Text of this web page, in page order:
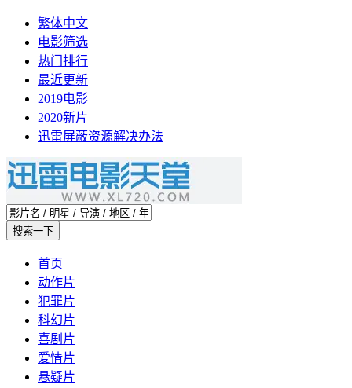
繁体中文
电影筛选
热门排行
最近更新
2019电影
2020新片
迅雷屏蔽资源解决办法
首页
动作片
犯罪片
科幻片
喜剧片
爱情片
悬疑片